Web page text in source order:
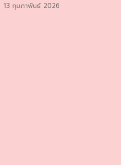
13 กุมภาพันธ์ 2026